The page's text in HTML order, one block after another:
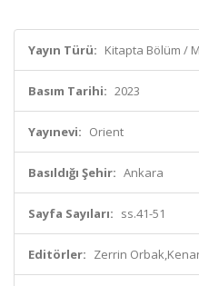
Yayın Türü: Kitapta Bölüm /
Basım Tarihi: 2023
Yayınevi: Orient
Basıldığı Şehir: Ankara
Sayfa Sayıları: ss.41-51
Editörler: Zerrin